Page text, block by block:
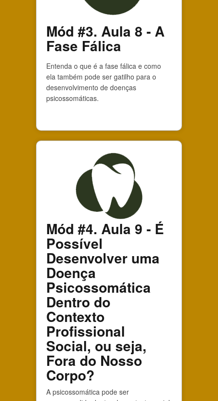
Mód #3. Aula 8 - A
Fase Fálica
Entenda o que é a fase fálica e como
ela também pode ser gatilho para o
desenvolvimento de doenças
psicossomáticas.
Mód #4. Aula 9 - É
Possível
Desenvolver uma
Doença
Psicossomática
Dentro do
Contexto
Profissional
Social, ou seja,
Fora do Nosso
Corpo?
A psicossomática pode ser